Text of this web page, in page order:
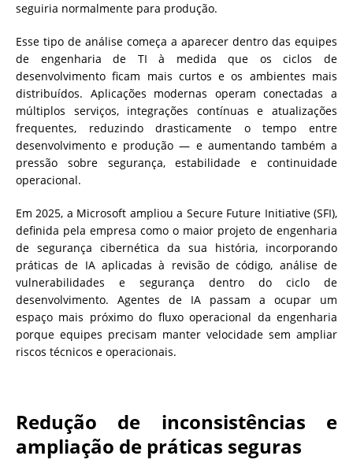
seguiria normalmente para produção.
Esse tipo de análise começa a aparecer dentro das equipes
de engenharia de TI à medida que os ciclos de
desenvolvimento ficam mais curtos e os ambientes mais
distribuídos. Aplicações modernas operam conectadas a
múltiplos serviços, integrações contínuas e atualizações
frequentes, reduzindo drasticamente o tempo entre
desenvolvimento e produção — e aumentando também a
pressão sobre segurança, estabilidade e continuidade
operacional.
Em 2025, a Microsoft ampliou a Secure Future Initiative (SFI),
definida pela empresa como o maior projeto de engenharia
de segurança cibernética da sua história, incorporando
práticas de IA aplicadas à revisão de código, análise de
vulnerabilidades e segurança dentro do ciclo de
desenvolvimento. Agentes de IA passam a ocupar um
espaço mais próximo do fluxo operacional da engenharia
porque equipes precisam manter velocidade sem ampliar
riscos técnicos e operacionais.
Redução de inconsistências e
ampliação de práticas seguras